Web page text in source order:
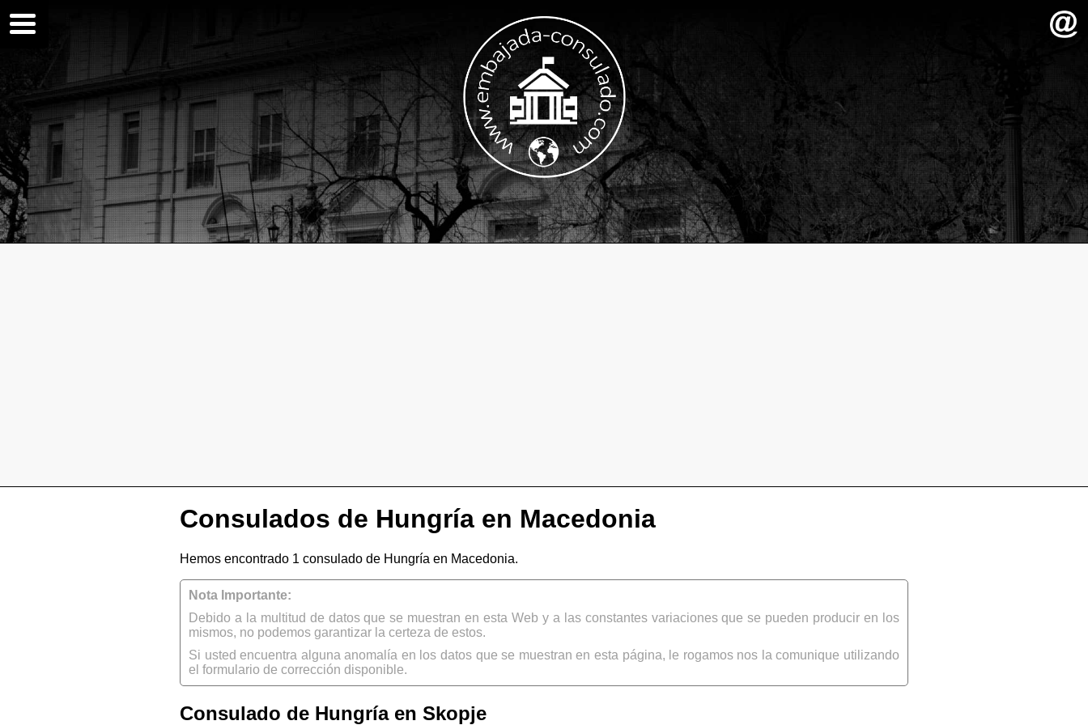
Consulados de Hungría en Macedonia
Hemos encontrado 1 consulado de Hungría en Macedonia.
Nota Importante:
Debido a la multitud de datos que se muestran en esta Web y a las constantes variaciones que se pueden producir en los
mismos, no podemos garantizar la certeza de estos.
Si usted encuentra alguna anomalía en los datos que se muestran en esta página, le rogamos nos la comunique utilizando
el formulario de corrección disponible.
Consulado de Hungría en Skopje